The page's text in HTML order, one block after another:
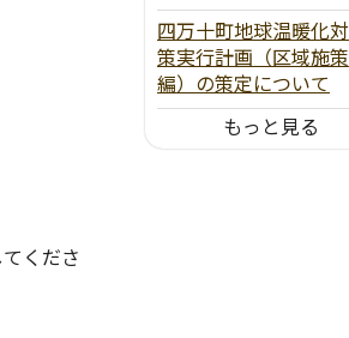
くださ
四万十町地球温暖化対
策実行計画（区域施策
編）の策定について
もっと見る